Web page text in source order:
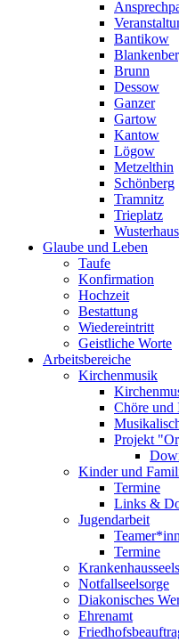
Bantikow
Brunn
Dessow
Ganzer
Gartow
Kantow
Lögow
Metzelthin
Schönberg
Tramnitz
Trieplatz
Glaube und Leben
Taufe
Konfirmation
Hochzeit
Bestattung
Wiedereintritt
Geistliche Worte
Arbeitsbereiche
Kirchenmusik
Chöre und
Projekt
Kinder und
Termine
Links &
Jugendarbeit
Termine
Notfallseelsorge
Diakonisches
Ehrenamt